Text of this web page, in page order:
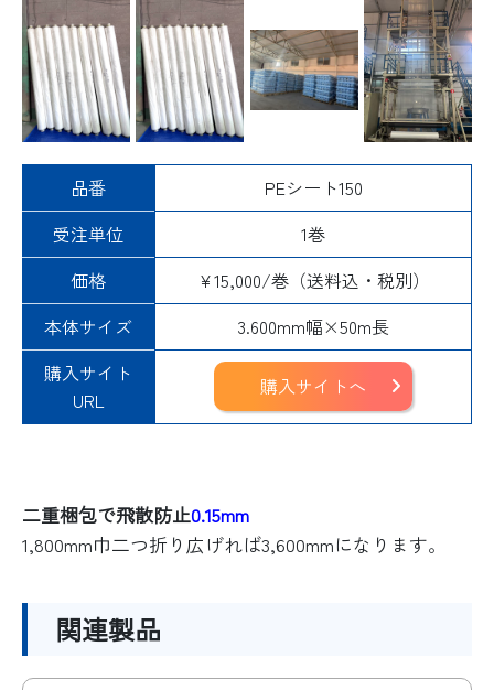
品番
PEシート150
受注単位
1巻
価格
¥15,000/巻（送料込・税別）
本体サイズ
3.600mm幅×50m長
購入サイト
URL
購入サイトへ
二重梱包で飛散防止0.15mm
1,800mm巾二つ折り広げれば3,600mmになります。
関連製品